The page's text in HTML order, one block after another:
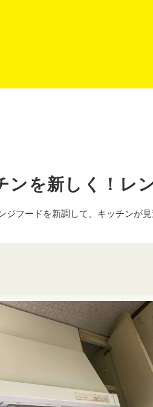
ンを新しく！レ
ジフードを新調して、キッチンが見